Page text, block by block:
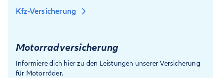
Kfz-Versicherung
Motorradversicherung
Informiere dich hier zu den Leistungen unserer Versicherung
für Motorräder.